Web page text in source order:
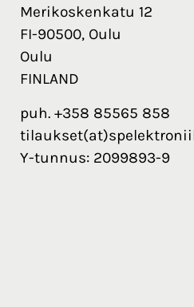
Merikoskenkatu 12
FI-90500, Oulu
Oulu
FINLAND
puh. +358 85565 858
Y-tunnus: 2099893-9